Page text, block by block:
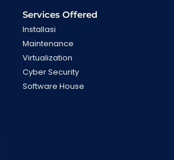
Services Offered
Installasi
Maintenance
Virtualization
Cyber Security
Software House